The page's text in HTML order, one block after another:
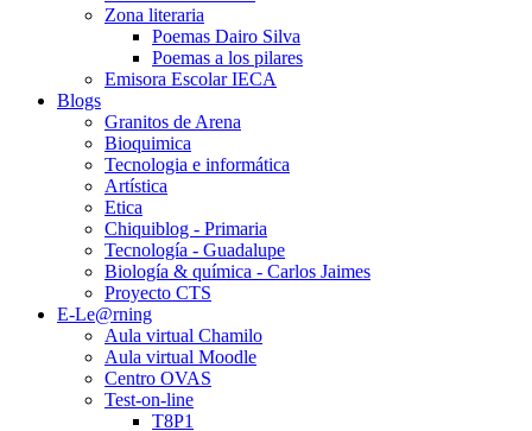
Zona literaria
Poemas Dairo Silva
Poemas a los pilares
Emisora Escolar IECA
Blogs
Granitos de Arena
Bioquimica
Tecnologia e informática
Artística
Etica
Chiquiblog - Primaria
Tecnología - Guadalupe
Biología & química - Carlos Jaimes
Proyecto CTS
E-Le@rning
Aula virtual Chamilo
Aula virtual Moodle
Centro OVAS
Test-on-line
T8P1